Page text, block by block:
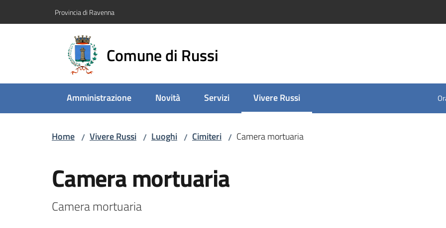
Provincia di Ravenna
Comune di Russi
Amministrazione Novità Servizi Vivere Russi
Menu selezionato
Home / Vivere Russi / Luoghi / Cimiteri / Camera mortuaria
Camera mortuaria
Camera mortuaria